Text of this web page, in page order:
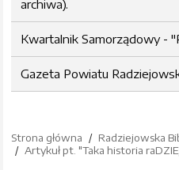
archiwa).
Kwartalnik Samorządowy -
Gazeta Powiatu
Strona główna
Radziejowska
Artykuł pt. "Taka historia